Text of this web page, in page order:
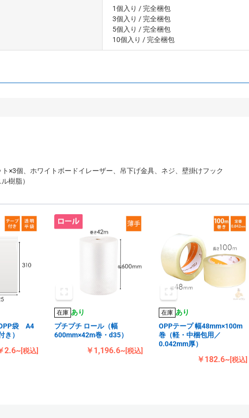
1個入り / 完全梱包
3個入り / 完全梱包
5個入り / 完全梱包
10個入り / 完全梱包
×3個、ホワイトボードイレーザー、吊下げ金具、ネジ、壁掛けフック
樹脂）
OPP袋 A4
き）
2.6~[税込]
在庫 あり
プチプチ ロール（幅
600mm×42m巻・d35）
￥1,196.6~[税込]
在庫 あり
OPPテープ 幅48mm×100m
巻（軽・中梱包用／
0.042mm厚）
￥182.6~[税込]